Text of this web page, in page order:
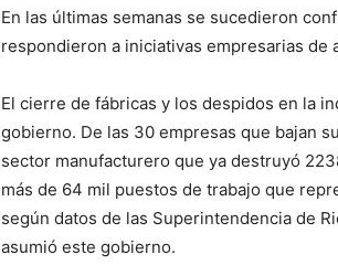
En las últimas semanas se sucedieron
respondieron a iniciativas empresarias de
El cierre de fábricas y los despidos en la
gobierno. De las 30 empresas que bajan
sector manufacturero que ya destruyó
más de 64 mil puestos de trabajo que
según datos de las Superintendencia de
asumió este gobierno.